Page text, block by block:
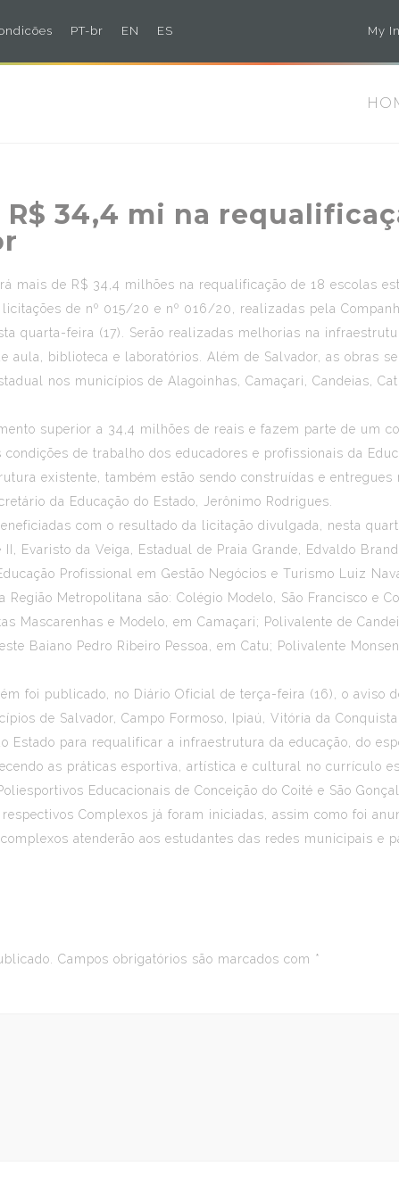
PT-br EN ES My
34,4 mi na
mais de R$ 34,4 milhões na requalificação de 18 escolas
de nº 015/20 e nº 016/20, realizadas pela
quarta-feira (17). Serão realizadas melhorias na
aula, biblioteca e laboratórios. Além de Salvador, as obras
nos municípios de Alagoinhas, Camaçari, Candeias,
superior a 34,4 milhões de reais e fazem parte de um
de trabalho dos educadores e profissionais da
existente, também estão sendo construídas e
da Educação do Estado, Jerônimo Rodrigues.
com o resultado da licitação divulgada, nesta
Evaristo da Veiga, Estadual de Praia Grande, Edvaldo
Profissional em Gestão Negócios e Turismo Luiz
Metropolitana são: Colégio Modelo, São Francisco e
Mascarenhas e Modelo, em Camaçari; Polivalente de
Baiano Pedro Ribeiro Pessoa, em Catu; Polivalente
foi publicado, no Diário Oficial de terça-feira (16), o aviso
de Salvador, Campo Formoso, Ipiaú, Vitória da
Estado para requalificar a infraestrutura da educação, do
as práticas esportiva, artística e cultural no currículo
Educacionais de Conceição do Coité e São
Complexos já foram iniciadas, assim como foi
atenderão aos estudantes das redes municipais e
Campos obrigatórios são marcados com *